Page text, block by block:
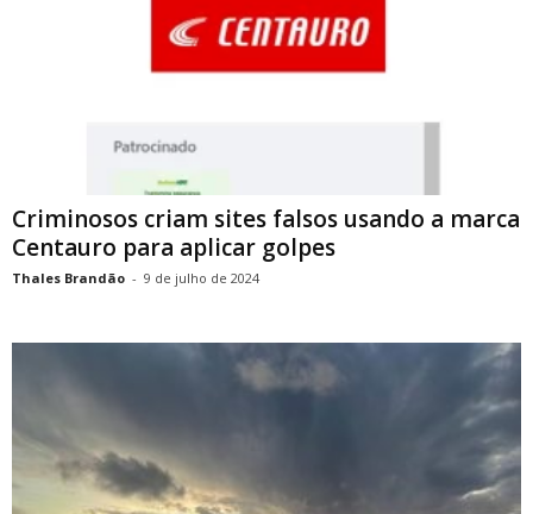
Criminosos criam sites falsos usando a marca
Centauro para aplicar golpes
Thales Brandão - 9 de julho de 2024